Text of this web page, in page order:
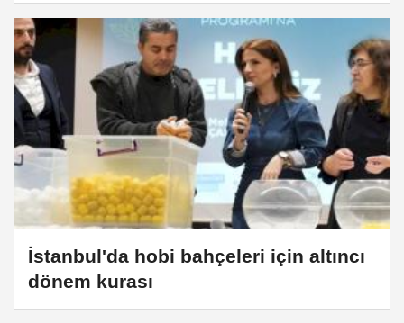
İstanbul'da hobi bahçeleri için altıncı
dönem kurası